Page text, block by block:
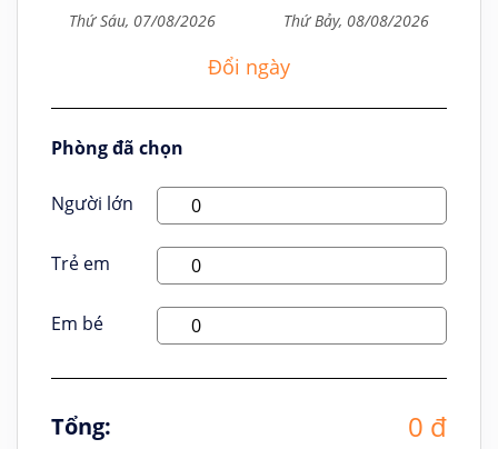
Đổi ngày
Phòng đã chọn
Người lớn
Trẻ em
Em bé
Tổng: 0 đ